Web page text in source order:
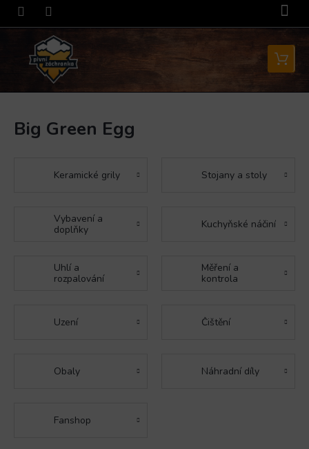
Přejít
obsah
Nákupní
košík
Big Green Egg
Keramické grily Stojany a stoly
Vybavení a
doplňky
Kuchyňské náčiní
Uhlí a
rozpalování
Měření a
kontrola
Uzení Čištění
Obaly Náhradní díly
Fanshop